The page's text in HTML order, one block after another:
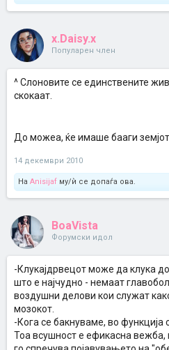
x.Daisy.x
Популарен член
^ Слоновите се единствените
скокаат.
До можеа, ќе имаше бааги
14 декември 2010
На Anisijaf му/ѝ се допаѓа ова.
BoaVista
Форумски идол
-Клукајдрвецот може да клука
што е најчудно - немаат
воздушни делови кои служат
мозокот.
-Кога се бакнуваме, во функција
Тоа всушност е ефикасна вежба,